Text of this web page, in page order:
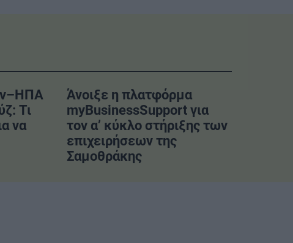
Τι
να
Άνοιξε η πλατφόρμα
myBusinessSupport για
τον α’ κύκλο στήριξης των
επιχειρήσεων της
Σαμοθράκης